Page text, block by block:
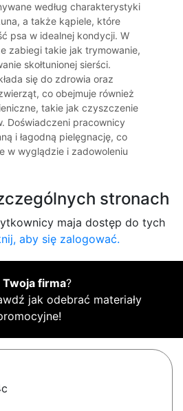
według charakterystyki
a także kąpiele, które
psa w idealnej kondycji. W
zabiegi takie jak trymowanie,
skołtunionej sierści.
się do zdrowia oraz
co obejmuje również
takie jak czyszczenie
Doświadczeni pracownicy
i łagodną pielęgnację, co
w wyglądzie i zadowoleniu
stronach
maja dostęp do tych
aby się zalogować.
Twoja firma?
jak odebrać materiały